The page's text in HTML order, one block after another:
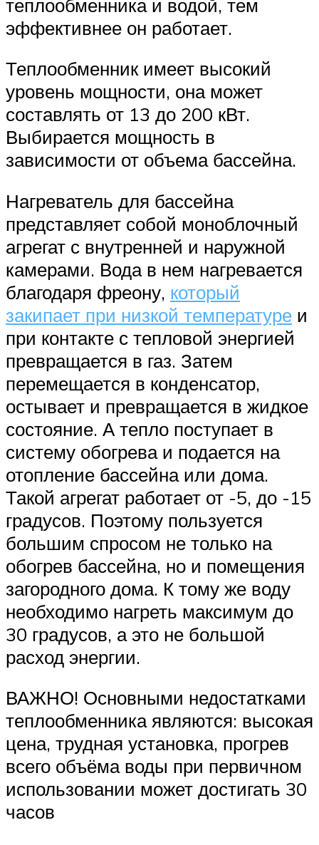
теплообменника и водой, тем
эффективнее он работает.
Теплообменник имеет высокий
уровень мощности, она может
составлять от 13 до 200 кВт.
Выбирается мощность в
зависимости от объема бассейна.
Нагреватель для бассейна
представляет собой моноблочный
агрегат с внутренней и наружной
камерами. Вода в нем нагревается
благодаря фреону, который
закипает при низкой температуре и
при контакте с тепловой энергией
превращается в газ. Затем
перемещается в конденсатор,
остывает и превращается в жидкое
состояние. А тепло поступает в
систему обогрева и подается на
отопление бассейна или дома.
Такой агрегат работает от -5, до -15
градусов. Поэтому пользуется
большим спросом не только на
обогрев бассейна, но и помещения
загородного дома. К тому же воду
необходимо нагреть максимум до
30 градусов, а это не большой
расход энергии.
ВАЖНО! Основными недостатками
теплообменника являются: высокая
цена, трудная установка, прогрев
всего объёма воды при первичном
использовании может достигать 30
часов